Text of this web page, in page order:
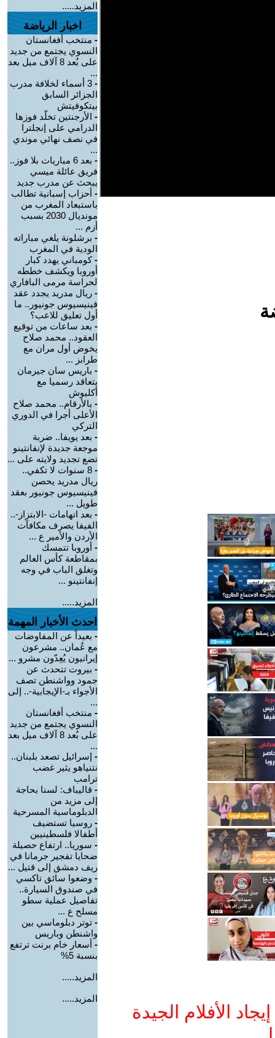
الأفلام الجيدة
المزيد.....
اخبار الرياضة
- منتخب أفغانستان
النسوي يجتمع من جديد
على بُعد 8 آلاف ميل بعد
...
-
3 أسماء لخلافة مدرب
الجزائر السابق
بيتكوفيتش
- الأرجنتين تخلّد فوزها
الدرامي على إنجلترا
في نصف نهائي موندي
...
-
بعد 6 مباريات بلا فوز..
فريق عائلة ميسي
يبحث عن مدرب جديد
- أحزاب إسبانية تطالب
باستبعاد المغرب من
مونديال 2030 بسبب
أزم ...
- برشلونة يلغي مباراته
الودية في المغرب
-كومباني يهدد كبار
أوروبا ويكشف خططه
لحراسة مرمى البافاري
- ريال مدريد يجدد عقد
فينيسيوس جونيور.. ما
أول تعليق للاعب؟
- بعد ساعات من توقيع
العقود.. محمد صلاح
يخوض أول مران مع
طرابز ...
- باريس سان جيرمان
يتعاقد رسميا مع
أكليوش
- بالأرقام.. محمد صلاح
الأعلى أجرا في الدوري
التركي
- بعد يويفا.. ضربة
موجعة جديدة لإنفانتينو
تضع تجديد ولايته على ...
-
8 سنوات لا تكفي..
ريال مدريد يحصن
فينيسيوس جونيور بعقد
طويل ...
- بعد اتهامات -الابتزاز-..
الفيفا يصرف مكافآت
الأردن والأمير ع ...
- أوروبا تتمسك
بمقاطعة كأس العالم
وتغلق الباب في وجه
إنفانتينو ...
المزيد.....
احدث الأخبار المهمة
- بعيداً عن المفاوضات
مع عُمان.. مشرعون
إيرانيون يُعِدّون مشرو ...
- بيروت تتحدث عن
جمود وواشنطن تصف
الأجواء بـ-الإيجابية-.. إلى
...
- منتخب أفغانستان
النسوي يجتمع من جديد
على بُعد 8 آلاف ميل بعد
...
- إسرائيل تصعد بلبنان..
نتنياهو يثير غضب
ترامب
- قاليباف: لسنا بحاجة
إلى مزيد من
الدبلوماسية المسرحية
- روسيا تستضيف
أطفالا فلسطينيين
- سوريا.. ارتفاع حصيلة
ضحايا تفجير جرمانا في
ريف دمشق إلى قتيل ...
- وضعوا سائق تاكسي
في صندوق السيارة..
تفاصيل عملية سطو
مسلح ع ...
- توتر دبلوماسي بين
واشنطن وباريس
- أسعار خام برنت ترتفع
بنسبة 5%
المزيد.....
المزيد.....